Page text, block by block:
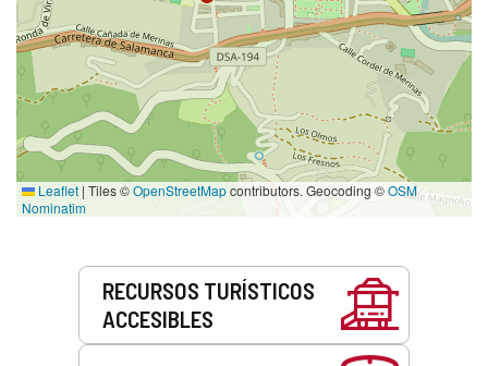
Leaflet | Tiles ©OpenStreetMapcontributors. Geocoding ©OSM
Nominatim
RECURSOS TURÍSTICOS
ACCESIBLES